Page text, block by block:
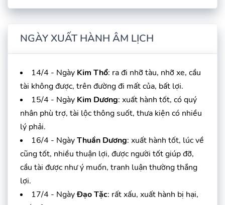
NGÀY XUẤT HÀNH ÂM LỊCH
14/4 - Ngày Kim Thổ: ra đi nhỡ tàu, nhỡ xe, cầu
tài không được, trên đường đi mất của, bất lợi.
15/4 - Ngày Kim Dương: xuất hành tốt, có quý
nhân phù trợ, tài lộc thông suốt, thưa kiện có nhiều
lý phải.
16/4 - NgàyThuần Dương: xuất hành tốt, lúc về
cũng tốt, nhiều thuận lợi, được người tốt giúp đỡ,
cầu tài được như ý muốn, tranh luận thường thắng
lợi.
17/4 - NgàyĐạo Tặc: rất xấu, xuất hành bị hại,